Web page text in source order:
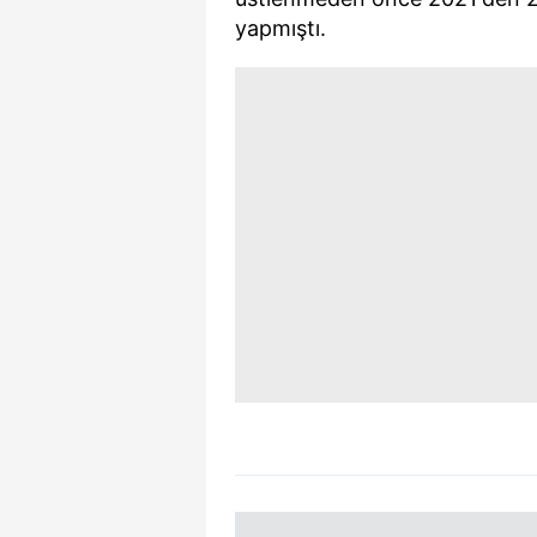
mevzuata uygun olarak
yapmıştı.